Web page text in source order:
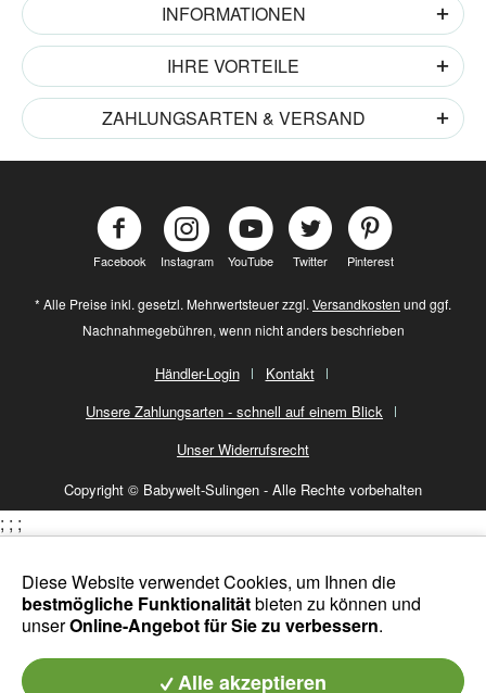
INFORMATIONEN
IHRE VORTEILE
ZAHLUNGSARTEN & VERSAND
Facebook Instagram YouTube Twitter Pinterest
* Alle Preise inkl. gesetzl. Mehrwertsteuer zzgl. Versandkosten und ggf.
Nachnahmegebühren, wenn nicht anders beschrieben
Händler-Login
Kontakt
Unsere Zahlungsarten - schnell auf einem Blick
Unser Widerrufsrecht
Copyright © Babywelt-Sulingen - Alle Rechte vorbehalten
Diese Website verwendet Cookies, um Ihnen die
bestmögliche Funktionalitätbieten zu können und
unserOnline-Angebot für Sie zu verbessern.
Alle akzeptieren
; ; ;